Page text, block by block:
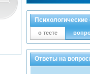
о тесте
Ответы на